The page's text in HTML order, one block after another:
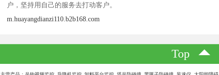
户，坚持用自己的服务去打动客户。
m.huayangdianzi110.b2b168.com
Top